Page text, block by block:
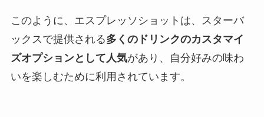
このように、エスプレッソショットは、スターバ
ックスで提供される多くのドリンクのカスタマイ
ズオプションとして人気があり、自分好みの味わ
いを楽しむために利用されています。